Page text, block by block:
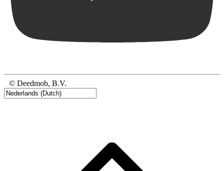
© Deedmob, B.V.